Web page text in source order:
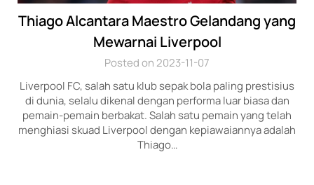
Thiago Alcantara Maestro Gelandang yang
Mewarnai Liverpool
Posted on 2023-11-07
Liverpool FC, salah satu klub sepak bola paling prestisius
di dunia, selalu dikenal dengan performa luar biasa dan
pemain-pemain berbakat. Salah satu pemain yang telah
menghiasi skuad Liverpool dengan kepiawaiannya adalah
Thiago…